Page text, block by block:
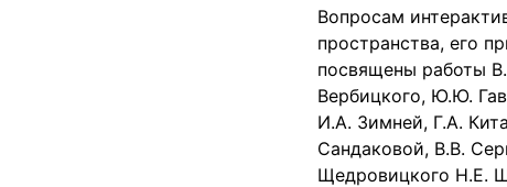
Вопросам
пространства, его
посвящены работы
Вербицкого, Ю.Ю.
И.А. Зимней, Г.А.
Сандаковой, В.В.
Щедровицкого Н.Е.